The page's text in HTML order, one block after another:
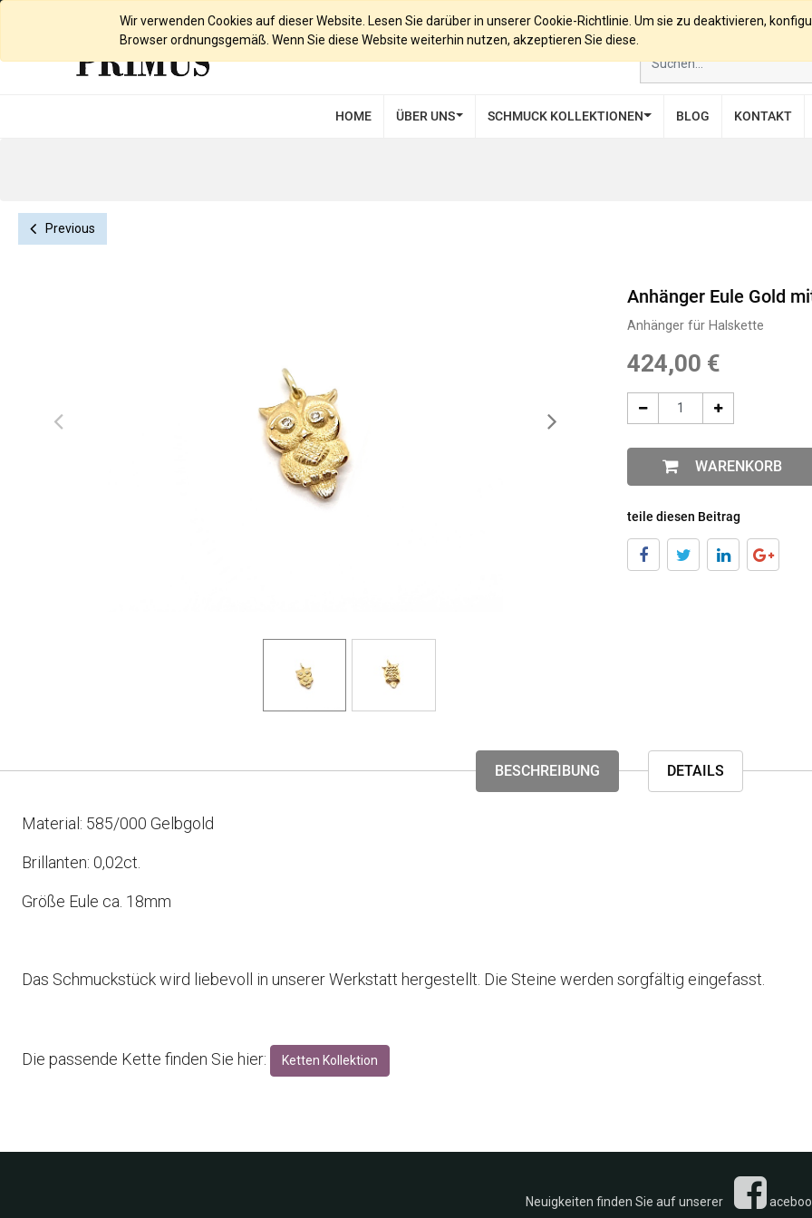
Wir verwenden Cookies auf dieser Website. Lesen Sie darüber in unserer Cookie-Richtlinie. Um sie zu deaktivieren,
Browser ordnungsgemäß. Wenn Sie diese Website weiterhin nutzen, akzeptieren Sie diese.
HOME ÜBER UNS SCHMUCK KOLLEKTIONEN BLOG KONTAKT
Previous
Anhänger Eule Gold
Anhänger für Halskette
424,00 €
WARENKORB
teile diesen Beitrag
BESCHREIBUNG DETAILS
Material: 585/000 Gelbgold
Brillanten: 0,02ct.
Größe Eule ca. 18mm
Das Schmuckstück wird liebevoll in unserer Werkstatt hergestellt. Die Steine werden sorgfältig eingefasst.
Die passende Kette finden Sie hier: Ketten Kollektion
Neuigkeiten finden Sie auf unserer